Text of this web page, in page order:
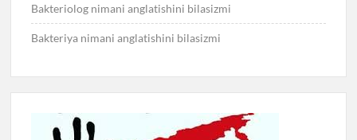
Bakteriolog nimani anglatishini bilasizmi
Bakteriya nimani anglatishini bilasizmi